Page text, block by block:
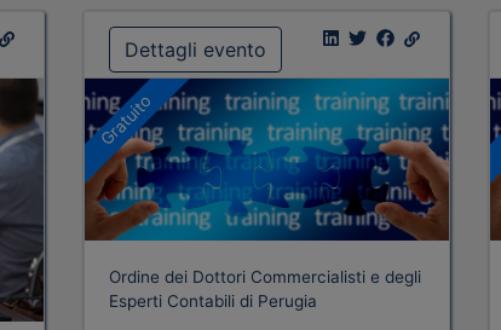
Dettagli evento
Gratuito
Ordine dei Dottori Commercialisti e degli
Esperti Contabili di Perugia